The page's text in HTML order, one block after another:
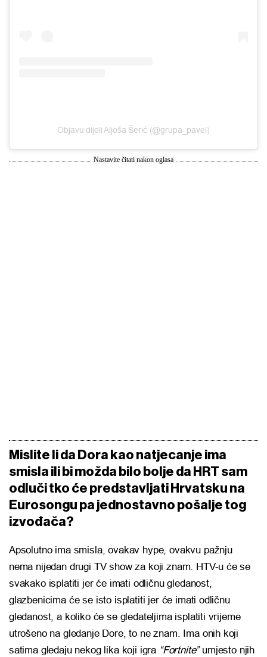
Objavu dijeli Aljoša Šerić (@grupa_pavel)
Nastavite čitati nakon oglasa
Mislite li da Dora kao natjecanje ima
smisla ili bi možda bilo bolje da HRT sam
odluči tko će predstavljati Hrvatsku na
Eurosongu pa jednostavno pošalje tog
izvođača?
Apsolutno ima smisla, ovakav hype, ovakvu pažnju
nema nijedan drugi TV show za koji znam. HTV-u će se
svakako isplatiti jer će imati odličnu gledanost,
glazbenicima će se isto isplatiti jer će imati odličnu
gledanost, a koliko će se gledateljima isplatiti vrijeme
utrošeno na gledanje Dore, to ne znam. Ima onih koji
satima gledaju nekog lika koji igra “Fortnite”umjesto njih